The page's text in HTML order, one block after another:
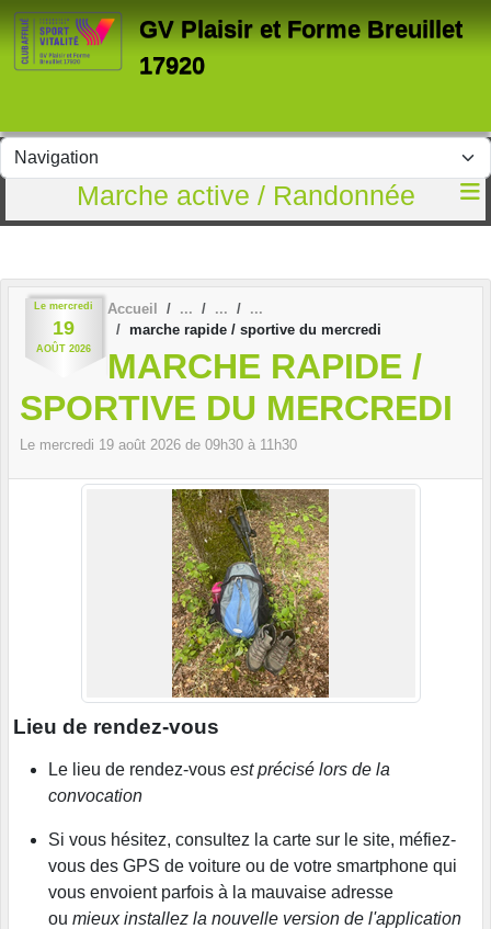
GV Plaisir et Forme Breuillet
17920
Marche active / Randonnée
Le mercredi
19
AOÛT 2026
Accueil
marche rapide / sportive du mercredi
MARCHE RAPIDE /
SPORTIVE DU MERCREDI
Le mercredi 19 août 2026 de 09h30 à 11h30
Lieu de rendez-vous
Le lieu de rendez-vous est précisé lors de la
convocation
Si vous hésitez, consultez la carte sur le site, méfiez-
vous des GPS de voiture ou de votre smartphone qui
vous envoient parfois à la mauvaise adresse
ou mieux installez la nouvelle version de l'application
Panneau de gestion des cookies